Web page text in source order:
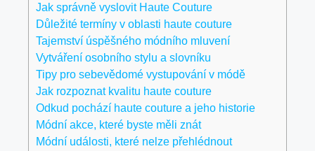
Jak správně vyslovit Haute Couture
Důležité termíny v oblasti haute couture
Tajemství úspěšného módního mluvení
Vytváření osobního stylu a slovníku
Tipy pro sebevědomé vystupování v módě
Jak rozpoznat kvalitu haute couture
Odkud pochází haute couture a jeho historie
Módní akce, které byste měli znát
Módní události, které nelze přehlédnout